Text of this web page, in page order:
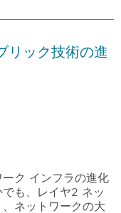
リック技術の進
ク インフラの進化
も、レイヤ2 ネッ
、ネットワークの大